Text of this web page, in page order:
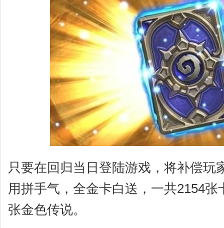
只要在回归当日登陆游戏，将补偿玩
用拼手气，全金卡白送，一共2154张
张金色传说。